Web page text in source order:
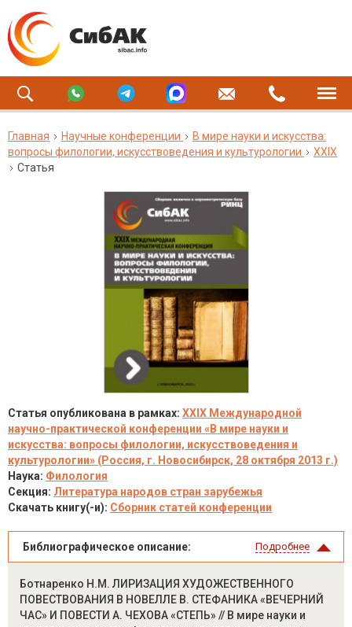
Главная Научные конференции
В мире науки и искусства:
вопросы филологии, искусствоведения и культурологии
XXIX
Статья
Статья опубликована в рамках: XXIX Международной
научно-практической конференции «В мире науки и
искусства: вопросы филологии, искусствоведения и
культурологии» (Россия, г. Новосибирск, 28 октября 2013 г.)
Наука: Филология
Секция: Литература народов стран зарубежья
Скачать книгу(-и): Сборник статей конференции
Библиографическое описание: Подробнее
Ботнаренко Н.М. ЛИРИЗАЦИЯ ХУДОЖЕСТВЕННОГО
ПОВЕСТВОВАНИЯ В НОВЕЛЛЕ В. СТЕФАНИКА «ВЕЧЕРНИЙ
ЧАС» И ПОВЕСТИ А. ЧЕХОВА «СТЕПЬ» // В мире науки и